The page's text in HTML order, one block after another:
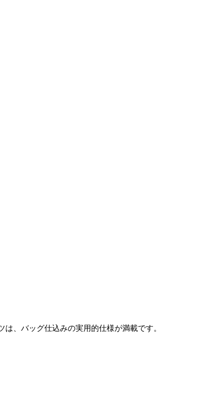
、バッグ仕込みの実用的仕様が満載です。